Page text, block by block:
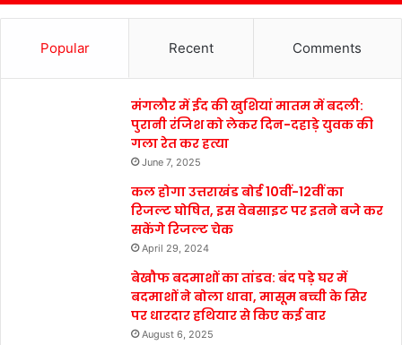
Popular Recent Comments
मंगलौर में ईद की खुशियां मातम में बदली:
पुरानी रंजिश को लेकर दिन-दहाड़े युवक की
गला रेत कर हत्या
June 7, 2025
कल होगा उत्तराखंड बोर्ड 10वीं-12वीं का
रिजल्ट घोषित, इस वेबसाइट पर इतने बजे कर
सकेंगे रिजल्ट चेक
April 29, 2024
बेखौफ बदमाशों का तांडव: बंद पड़े घर में
बदमाशों ने बोला धावा, मासूम बच्ची के सिर
पर धारदार हथियार से किए कई वार
August 6, 2025